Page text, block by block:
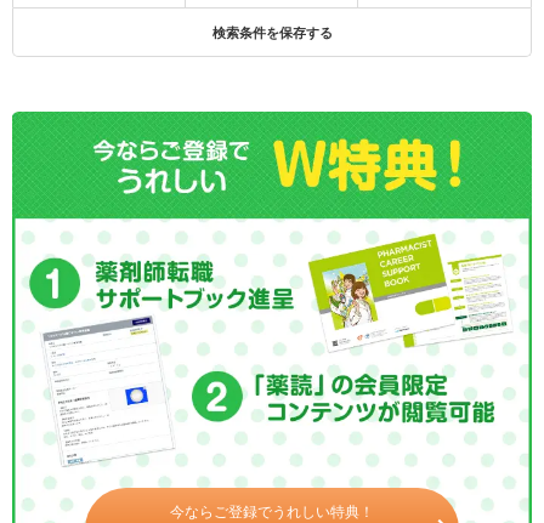
検索条件を保存する
今ならご登録でうれしい特典！